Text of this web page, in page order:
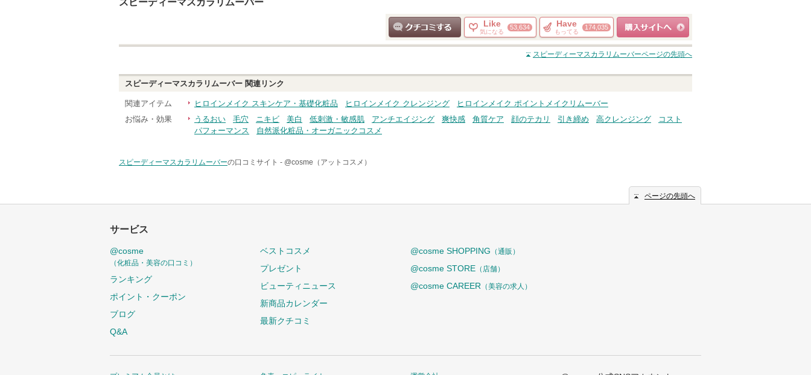
クチコミする
Like
気になる
53,634 Have
もってる
174,035
ショッピングサイト
へ
スピーディーマスカラリムーバーページの先頭へ
スピーディーマスカラリムーバー 関連リンク
関連アイテム ヒロインメイク スキンケア・基礎化粧品 ヒロインメイク クレンジング
ヒロインメイク ポイントメイクリムーバー
お悩み・効果
うるおい 毛穴 ニキビ 美白 低刺激・敏感肌 アンチエイジング 爽快感 角質ケア 顔のテカリ 引き締め 高クレンジング
コスト
パフォーマンス
自然派化粧品・オーガニックコスメ
スピーディーマスカラリムーバーの口コミサイト - @cosme（アットコスメ）
ページの先頭へ
サービス
@cosme
（化粧品・美容の口コミ）
ランキング
ポイント・クーポン
ブログ
Q&A
ベストコスメ
プレゼント
ビューティニュース
新商品カレンダー
最新クチコミ
@cosme SHOPPING （通販）
@cosme STORE （店舗）
@cosme CAREER （美容の求人）